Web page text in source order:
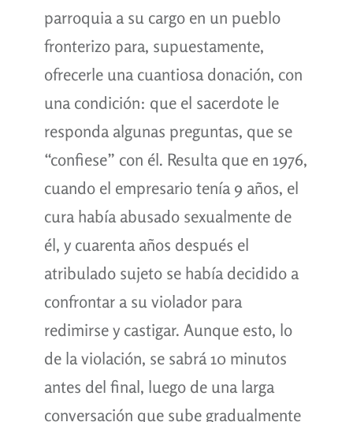
parroquia a su cargo en un pueblo
fronterizo para, supuestamente,
ofrecerle una cuantiosa donación, con
una condición: que el sacerdote le
responda algunas preguntas, que se
“confiese” con él. Resulta que en 1976,
cuando el empresario tenía 9 años, el
cura había abusado sexualmente de
él, y cuarenta años después el
atribulado sujeto se había decidido a
confrontar a su violador para
redimirse y castigar. Aunque esto, lo
de la violación, se sabrá 10 minutos
antes del final, luego de una larga
conversación que sube gradualmente